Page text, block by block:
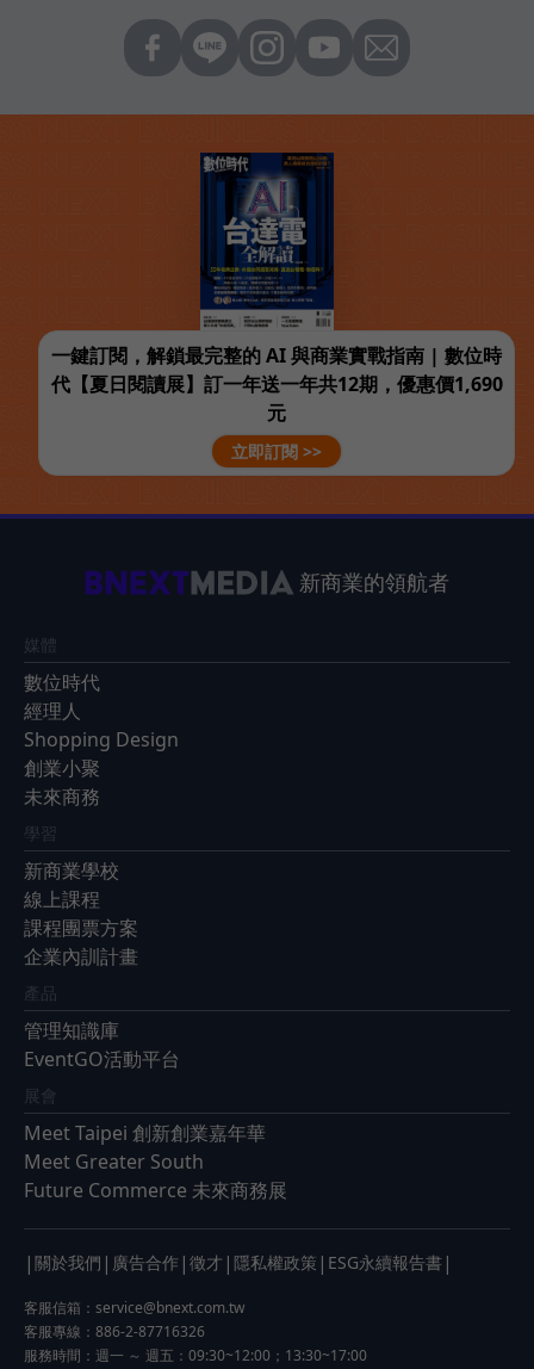
一鍵訂閱，解鎖最完整的 AI 與商業實戰指南 | 數位時
代【夏日閱讀展】訂一年送一年共12期，優惠價1,690
元
立即訂閱 >>
新商業的領航者
媒體
數位時代
經理人
Shopping Design
創業小聚
未來商務
學習
新商業學校
線上課程
課程團票方案
企業內訓計畫
產品
管理知識庫
EventGO活動平台
展會
Meet Taipei 創新創業嘉年華
Meet Greater South
Future Commerce 未來商務展
| 關於我們 | 廣告合作 | 徵才 | 隱私權政策 | ESG永續報告書 |
客服信箱： service@bnext.com.tw
客服專線：886-2-87716326
服務時間：週一 ～ 週五：09:30~12:00；13:30~17:00